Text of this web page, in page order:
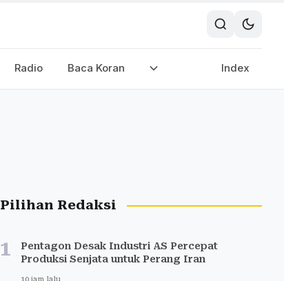
Radio Baca Koran Index
Pilihan Redaksi
1
Pentagon Desak Industri AS Percepat
Produksi Senjata untuk Perang Iran